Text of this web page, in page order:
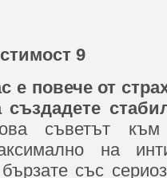
9
е повече от
създадете
съветът
на
със